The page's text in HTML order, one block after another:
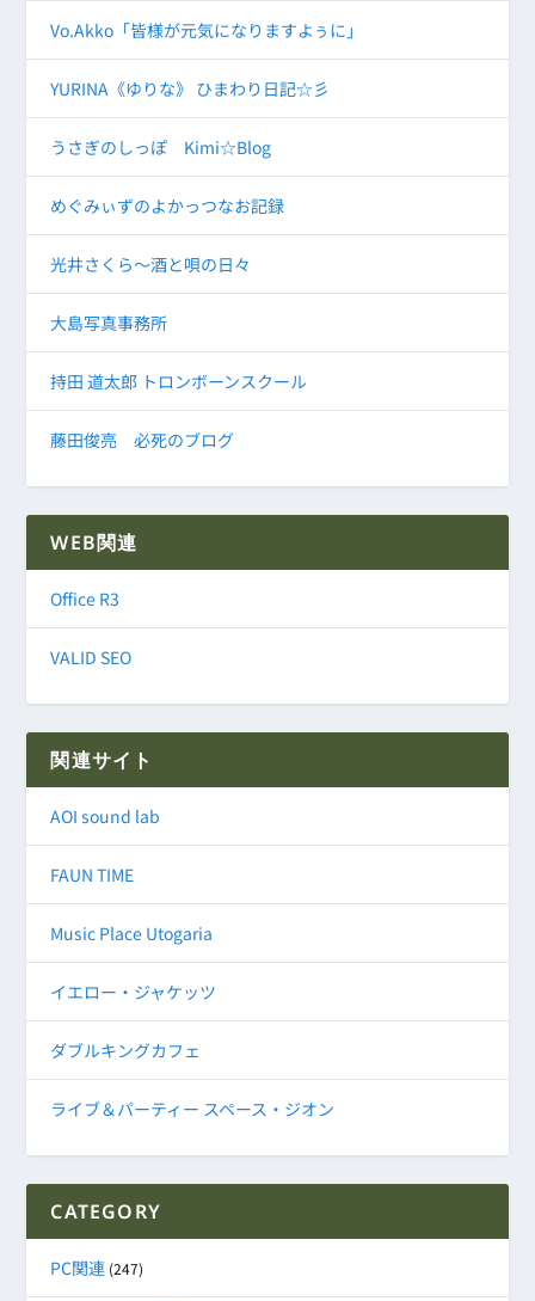
Vo.Akko「皆様が元気になりますよぅに」
YURINA《ゆりな》 ひまわり日記☆彡
うさぎのしっぽ Kimi☆Blog
めぐみぃずのよかっつなお記録
光井さくら～酒と唄の日々
大島写真事務所
持田 道太郎 トロンボーンスクール
藤田俊亮 必死のブログ
WEB関連
Office R3
VALID SEO
関連サイト
AOI sound lab
FAUN TIME
Music Place Utogaria
イエロー・ジャケッツ
ダブルキングカフェ
ライブ＆パーティー スペース・ジオン
CATEGORY
PC関連 (247)